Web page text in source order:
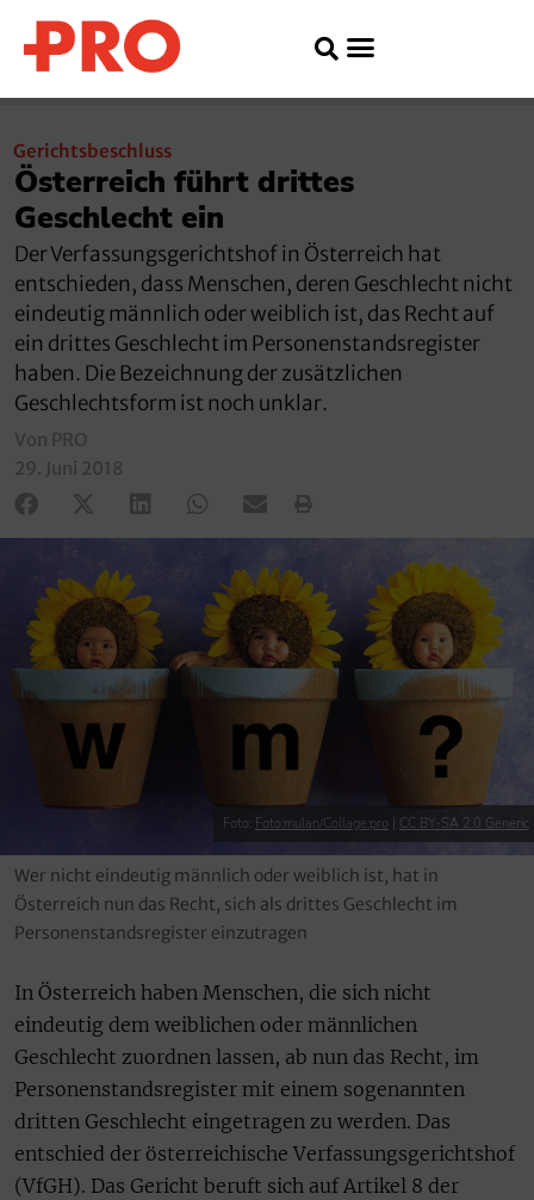
Gerichtsbeschluss
Österreich führt drittes
Geschlecht ein
Der Verfassungsgerichtshof in Österreich hat
entschieden, dass Menschen, deren Geschlecht nicht
eindeutig männlich oder weiblich ist, das Recht auf
ein drittes Geschlecht im Personenstandsregister
haben. Die Bezeichnung der zusätzlichen
Geschlechtsform ist noch unklar.
Von PRO
29. Juni 2018
Foto: Foto:mulan/Collage:pro CC BY-SA 2.0 Generic
Wer nicht eindeutig männlich oder weiblich ist, hat in
Österreich nun das Recht, sich als drittes Geschlecht im
Personenstandsregister einzutragen
In Österreich haben Menschen, die sich nicht
eindeutig dem weiblichen oder männlichen
Geschlecht zuordnen lassen, ab nun das Recht, im
Personenstandsregister mit einem sogenannten
dritten Geschlecht eingetragen zu werden. Das
entschied der österreichische Verfassungsgerichtshof
(VfGH). Das Gericht beruft sich auf Artikel 8 der